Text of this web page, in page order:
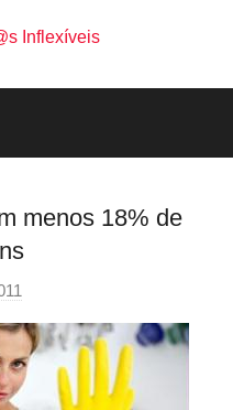
menos 18% de
o
p